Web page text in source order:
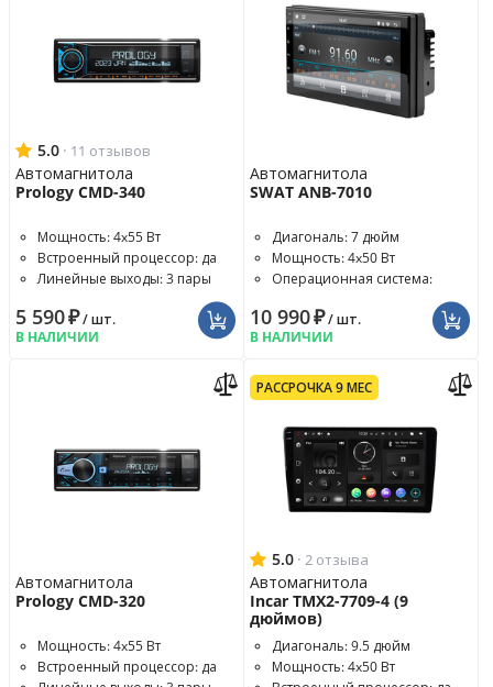
5.0 · 11 отзывов
Автомагнитола
Prology CMD-340
Мощность: 4x55 Вт
Встроенный процессор: да
Линейные выходы: 3 пары
5 590₽/ шт.
В НАЛИЧИИ
Автомагнитола
SWAT ANB-7010
Диагональ: 7 дюйм
Мощность: 4x50 Вт
Операционная система:
10 990₽/ шт.
В НАЛИЧИИ
Автомагнитола
Prology CMD-320
Мощность: 4x55 Вт
Встроенный процессор: да
РАССРОЧКА 9 МЕС
5.0 · 2 отзыва
Автомагнитола
Incar TMX2-7709-4 (9
дюймов)
Диагональ: 9.5 дюйм
Мощность: 4x50 Вт